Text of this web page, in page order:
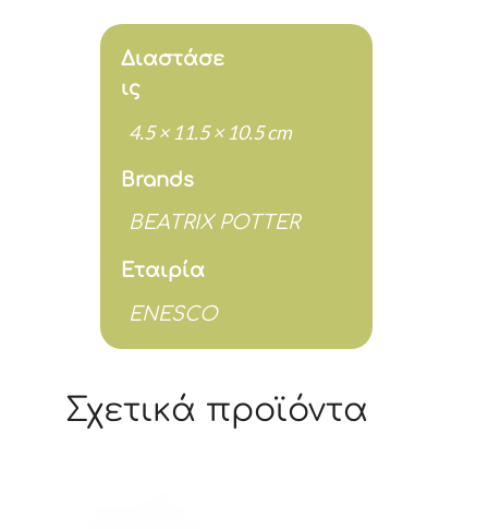
Διαστάσε
ις
4.5 × 11.5 × 10.5 cm
Brands
BEATRIX POTTER
Εταιρία
ENESCO
Σχετικά προϊόντα